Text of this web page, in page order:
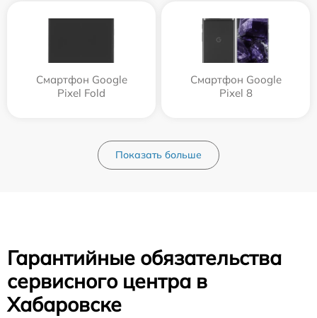
Смартфон Google
Pixel Fold
Смартфон Google
Pixel 8
Показать больше
Гарантийные обязательства
сервисного центра в
Хабаровске